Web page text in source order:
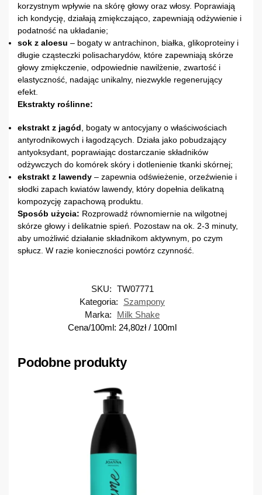
korzystnym wpływie na skórę głowy oraz włosy. Poprawiają
ich kondycję, działają zmiękczająco, zapewniają odżywienie i
podatność na układanie;
sok z aloesu – bogaty w antrachinon, białka, glikoproteiny i
długie cząsteczki polisacharydów, które zapewniają skórze
głowy zmiękczenie, odpowiednie nawilżenie, zwartość i
elastyczność, nadając unikalny, niezwykle regenerujący
efekt.
Ekstrakty roślinne:
ekstrakt z jagód , bogaty w antocyjany o właściwościach
antyrodnikowych i łagodzących. Działa jako pobudzający
antyoksydant, poprawiając dostarczanie składników
odżywczych do komórek skóry i dotlenienie tkanki skórnej;
ekstrakt z lawendy – zapewnia odświeżenie, orzeźwienie i
słodki zapach kwiatów lawendy, który dopełnia delikatną
kompozycję zapachową produktu.
Sposób użycia: Rozprowadź równomiernie na wilgotnej
skórze głowy i delikatnie spień. Pozostaw na ok. 2-3 minuty,
aby umożliwić działanie składnikom aktywnym, po czym
spłucz. W razie konieczności powtórz czynność.
SKU: TW07771
Kategoria:
Szampony
Marka:
Milk Shake
Cena/100ml: 24,80zł/ 100ml
Podobne produkty